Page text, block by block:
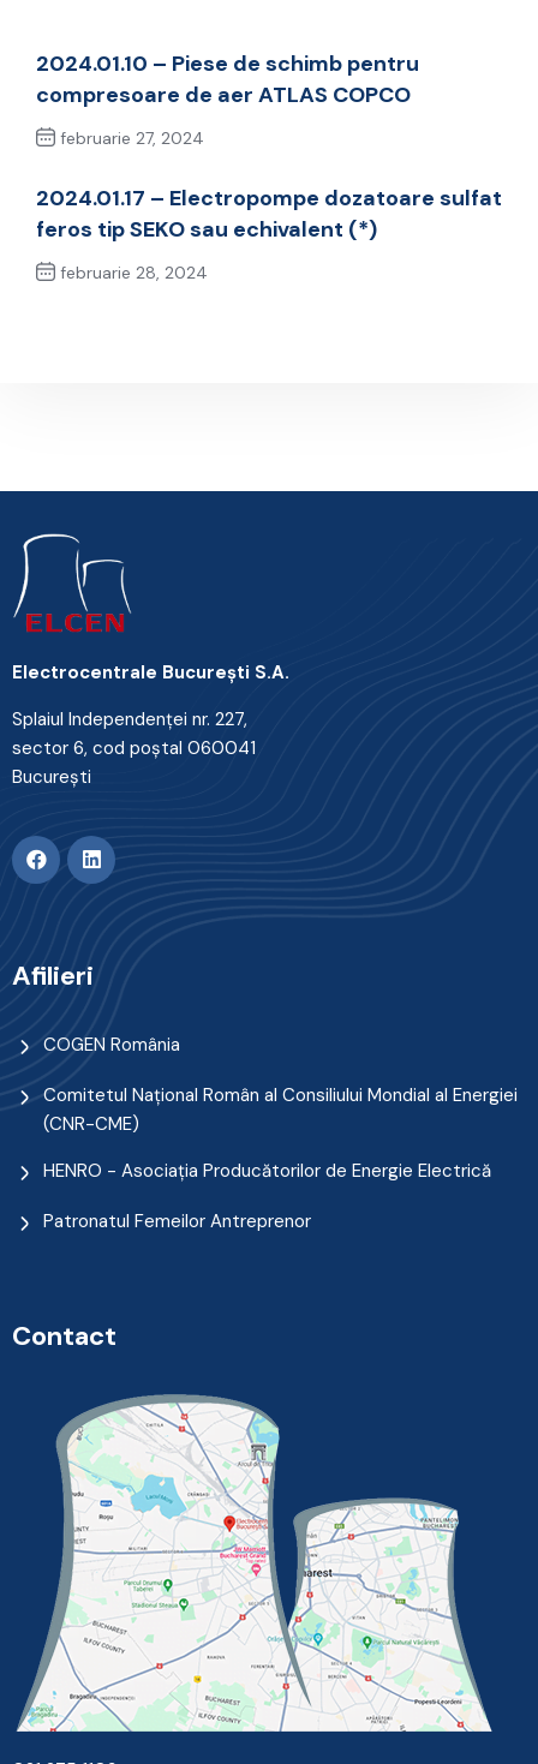
2024.01.10 – Piese de schimb pentru
compresoare de aer ATLAS COPCO
februarie 27, 2024
2024.01.17 – Electropompe dozatoare sulfat
feros tip SEKO sau echivalent (*)
februarie 28, 2024
Electrocentrale Bucureşti S.A.
Splaiul Independenţei nr. 227,
sector 6, cod poştal 060041
Bucureşti
Afilieri
COGEN România
Comitetul Naţional Român al Consiliului Mondial al Energiei
(CNR-CME)
HENRO - Asociația Producătorilor de Energie Electrică
Patronatul Femeilor Antreprenor
Contact